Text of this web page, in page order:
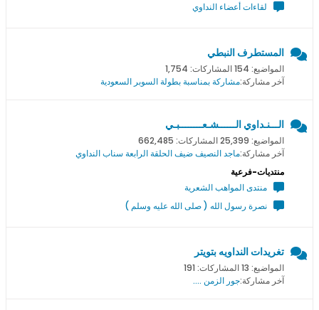
لقاءات أعضاء النداوي
المستطرف النبطي
المواضيع: 154 المشاركات: 1,754
آخر مشاركة:مشاركة بمناسبة بطولة السوبر السعودية
الـــنـداوي الــــــشـعــــــــبـي
المواضيع: 25,399 المشاركات: 662,485
آخر مشاركة:ماجد النصيف ضيف الحلقة الرابعة سناب النداوي
منتديات-فرعية
منتدى المواهب الشعرية
نصرة رسول الله ( صلى الله عليه وسلم )
تغريدات النداويه بتويتر
المواضيع: 13 المشاركات: 191
آخر مشاركة:جور الزمن ....